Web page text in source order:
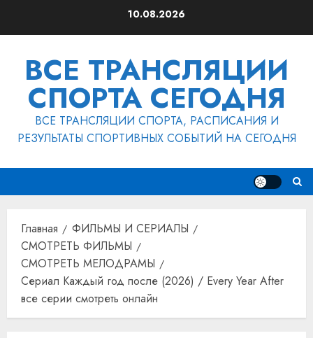
10.08.2026
ВСЕ ТРАНСЛЯЦИИ
СПОРТА СЕГОДНЯ
ВСЕ ТРАНСЛЯЦИИ СПОРТА, РАСПИСАНИЯ И
РЕЗУЛЬТАТЫ СПОРТИВНЫХ СОБЫТИЙ НА СЕГОДНЯ
Главная
ФИЛЬМЫ И СЕРИАЛЫ
СМОТРЕТЬ ФИЛЬМЫ
СМОТРЕТЬ МЕЛОДРАМЫ
Сериал Каждый год после (2026) / Every Year After
все серии смотреть онлайн